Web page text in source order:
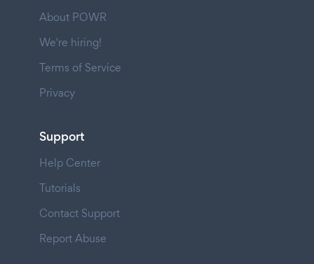
About POWR
We're hiring!
Terms of Service
Privacy
Support
Help Center
Tutorials
Contact Support
Report Abuse